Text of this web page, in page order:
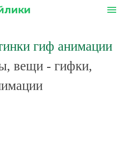
menu
гиф анимации
вещи - гифки,